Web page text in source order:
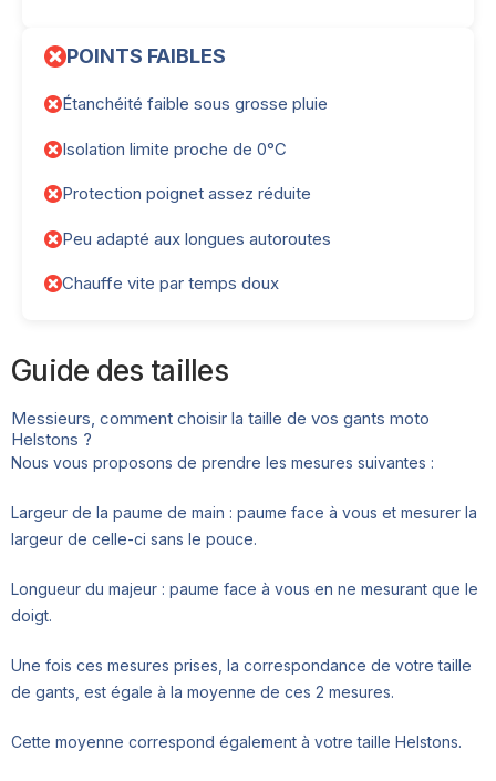
POINTS FAIBLES
Étanchéité faible sous grosse pluie
Isolation limite proche de 0°C
Protection poignet assez réduite
Peu adapté aux longues autoroutes
Chauffe vite par temps doux
Guide des tailles
Messieurs, comment choisir la taille de vos gants moto
Helstons ?
Nous vous proposons de prendre les mesures suivantes :
Largeur de la paume de main : paume face à vous et mesurer la
largeur de celle-ci sans le pouce.
Longueur du majeur : paume face à vous en ne mesurant que le
doigt.
Une fois ces mesures prises, la correspondance de votre taille
de gants, est égale à la moyenne de ces 2 mesures.
Cette moyenne correspond également à votre taille Helstons.